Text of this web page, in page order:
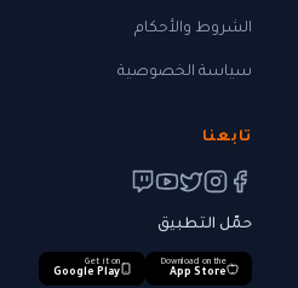
الشروط والأحكام
سياسة الخصوصية
تابعنا
حمّل التطبيق
Download on the
App Store
Get it on
Google Play